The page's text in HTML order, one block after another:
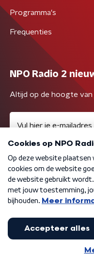
Programma's
Frequenties
NPO Radio 2
Altijd op de hoogte
Algemene voorwaarden